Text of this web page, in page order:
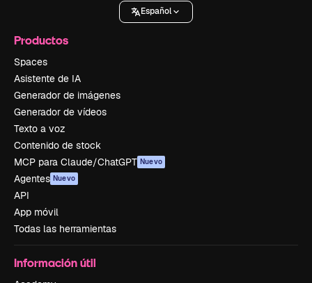
Español
Productos
Spaces
Asistente de IA
Generador de imágenes
Generador de vídeos
Texto a voz
Contenido de stock
MCP para Claude/ChatGPT Nuevo
Agentes Nuevo
API
App móvil
Todas las herramientas
Información útil